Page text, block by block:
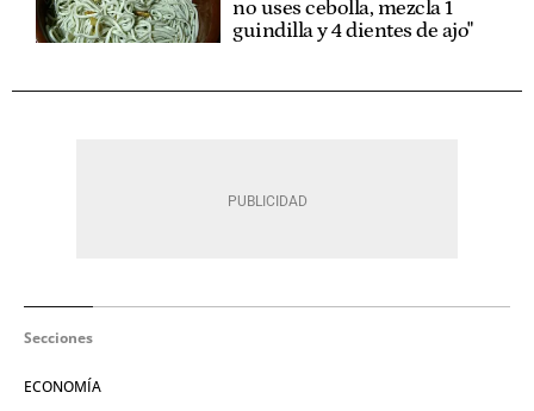
no uses cebolla, mezcla 1
guindilla y 4 dientes de ajo"
Secciones
ECONOMÍA